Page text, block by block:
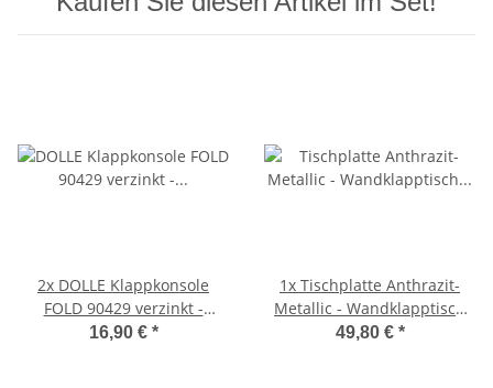
2x DOLLE Klappkonsole
FOLD 90429 verzinkt -
Klappenaussteller -
16,90 € *
1x Tischplatte Anthrazit-
Metallic - Wandklapptisch
Tischplatte Platte Holzplatte
49,80 € *